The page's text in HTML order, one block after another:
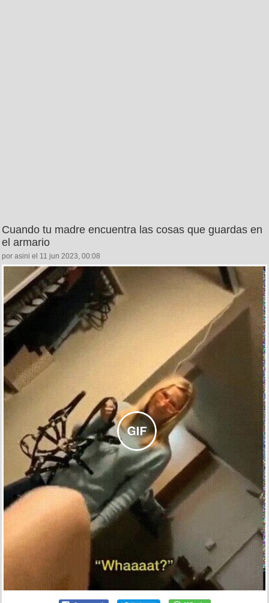
Cuando tu madre encuentra las cosas que guardas en
el armario
por asini el 11 jun 2023, 00:08